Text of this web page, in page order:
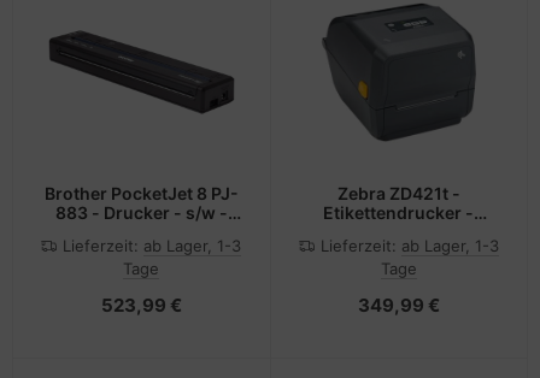
Brother PocketJet 8 PJ-
883 - Drucker - s/w -
Lieferzeit: ab Lager, 1-3
Tage
523,99 €
Zebra ZD421t -
Etikettendrucker -
(11,2 cm)
Lieferzeit: ab Lager, 1-3
Tage
349,99 €